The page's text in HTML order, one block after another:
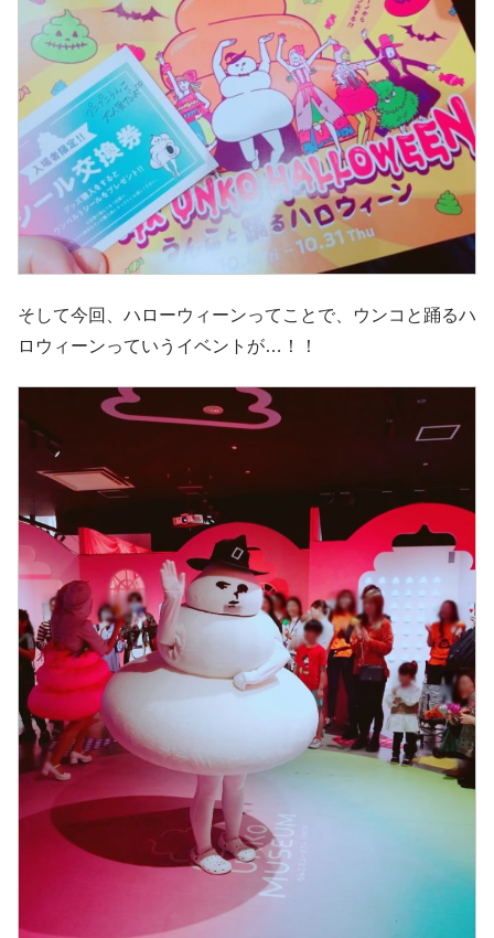
そして今回、ハローウィーンってことで、ウンコと踊るハ
ロウィーンっていうイベントが…！！